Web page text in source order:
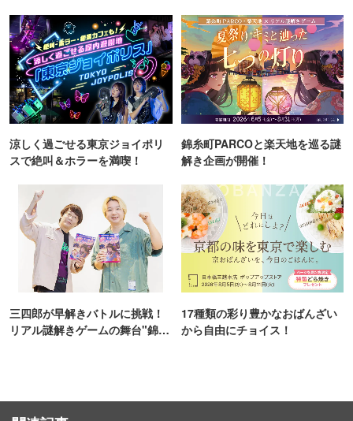
涼しく過ごせる東京ジョイポリ
スで絶叫＆ホラーを満喫！
錦糸町PARCOと楽天地を巡る謎
解き企画が開催！
三四郎が早解きバトルに挑戦！
リアル謎解きゲームの舞台"錦糸
17種類の彩り豊かなおばんざい
から自由にチョイス！